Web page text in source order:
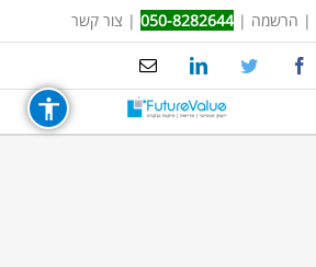
| הרשמה |
050-8282644
| צור קשר
Facebook
Twitter
LinkedIn
Email